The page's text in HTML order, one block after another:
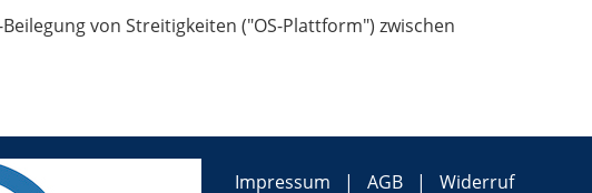
von Streitigkeiten ("OS-Plattform") zwischen
Impressum AGB Widerruf